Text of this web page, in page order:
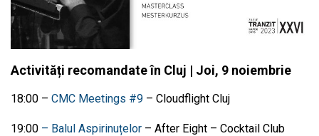
Activități recomandate în Cluj | Joi, 9 noiembrie
18:00 – CMC Meetings #9 – Cloudflight Cluj
19:00 – Balul Aspirinuțelor – After Eight – Cocktail Club